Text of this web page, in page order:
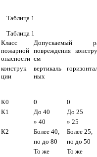
Таблица 1
Таблица 1
Класс
пожарной
опасности
Допускаемый
повреждения
см
конструк
ции
вертикаль
ных
К0 0
0
К1
До 40
До 25
» 40
» 25
К2
Более 40,
Более 25,
но до 80
но до 50
То же
То же